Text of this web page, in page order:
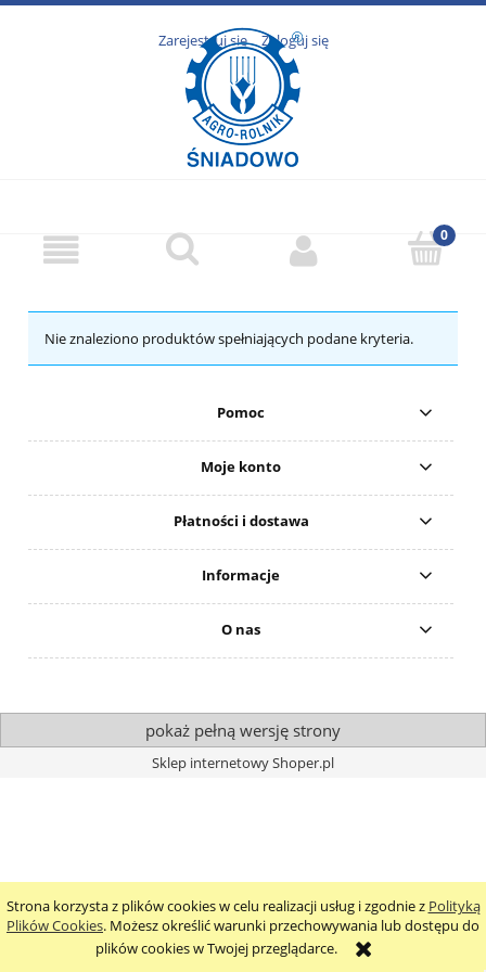
Strona korzysta z plików cookies w celu realizacji usług i zgodnie z Polityką
Plików Cookies. Możesz określić warunki przechowywania lub dostępu do
plików cookies w Twojej przeglądarce.
Zarejestruj się Zaloguj się
Nie znaleziono produktów spełniających podane kryteria.
Pomoc
Moje konto
Płatności i dostawa
Informacje
O nas
pokaż pełną wersję strony
Sklep internetowy Shoper.pl